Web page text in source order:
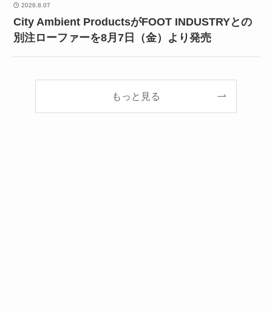
2026.8.07
City Ambient ProductsがFOOT INDUSTRYとの
別注ローファーを8月7日（金）より発売
もっと見る